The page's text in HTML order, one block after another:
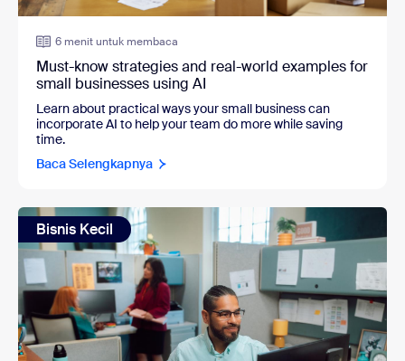
6 menit untuk membaca
Must-know strategies and real-world examples for
small businesses using AI
Learn about practical ways your small business can
incorporate AI to help your team do more while saving
time.
Baca Selengkapnya
Bisnis Kecil